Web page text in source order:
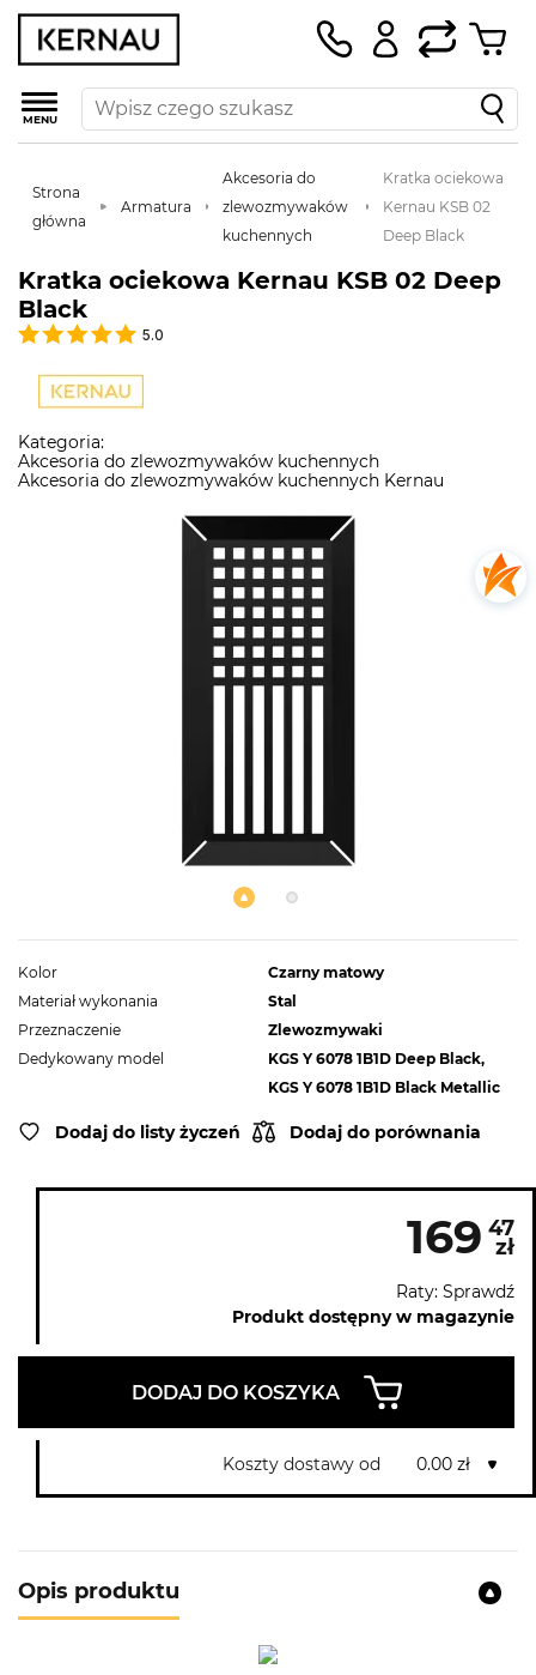
MENU
Strona
główna
Armatura
Akcesoria do
zlewozmywaków
kuchennych
Kratka ociekowa
Kernau KSB 02
Deep Black
Kratka ociekowa Kernau KSB 02 Deep
Black
5.0
Kategoria:
Akcesoria do zlewozmywaków kuchennych
Akcesoria do zlewozmywaków kuchennych Kernau
Kolor
Czarny matowy
Materiał wykonania
Stal
Przeznaczenie
Zlewozmywaki
Dedykowany model
KGS Y 6078 1B1D Deep Black,
KGS Y 6078 1B1D Black Metallic
Dodaj do listy życzeń Dodaj do porównania
169 47
zł
Raty: Sprawdź
Produkt dostępny w magazynie
DODAJ DO KOSZYKA
Koszty dostawy od 0.00 zł
Opis produktu